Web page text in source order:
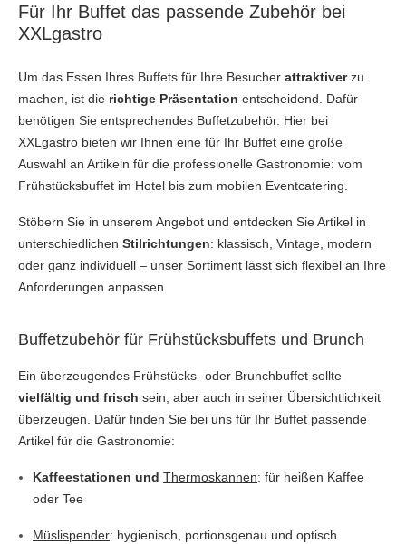
Für Ihr Buffet das passende Zubehör bei
XXLgastro
Um das Essen Ihres Buffets für Ihre Besucher attraktiverzu
machen, ist die richtige Präsentation entscheidend. Dafür
benötigen Sie entsprechendes Buffetzubehör. Hier bei
XXLgastro bieten wir Ihnen eine für Ihr Buffet eine große
Auswahl an Artikeln für die professionelle Gastronomie: vom
Frühstücksbuffet im Hotel bis zum mobilen Eventcatering.
Stöbern Sie in unserem Angebot und entdecken Sie Artikel in
unterschiedlichen Stilrichtungen: klassisch, Vintage, modern
oder ganz individuell – unser Sortiment lässt sich flexibel an Ihre
Anforderungen anpassen.
Buffetzubehör für Frühstücksbuffets und Brunch
Ein überzeugendes Frühstücks- oder Brunchbuffet sollte
vielfältig und frisch sein, aber auch in seiner Übersichtlichkeit
überzeugen. Dafür finden Sie bei uns für Ihr Buffet passende
Artikel für die Gastronomie:
Kaffeestationen und Thermoskannen: für heißen Kaffee
oder Tee
Müslispender: hygienisch, portionsgenau und optisch